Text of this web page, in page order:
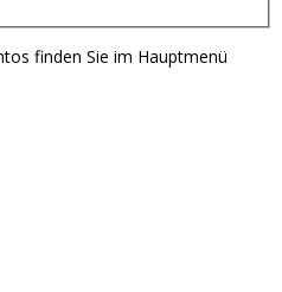
finden Sie im Hauptmenü